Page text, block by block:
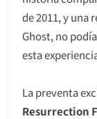
de 2011, y una
Ghost, no
esta
La preventa
Resurrection